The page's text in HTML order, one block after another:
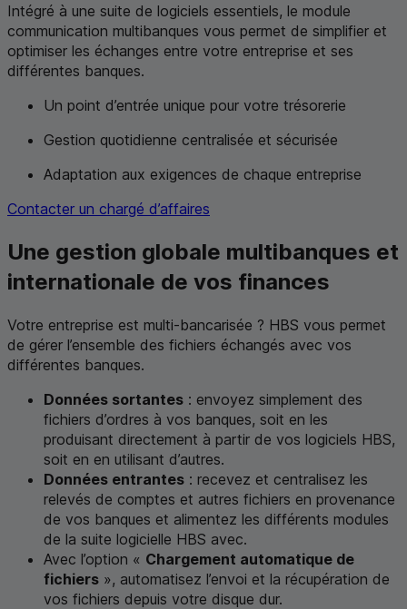
Intégré à une suite de logiciels essentiels, le module
communication multibanques vous permet de simplifier et
optimiser les échanges entre votre entreprise et ses
différentes banques.
Un point d’entrée unique pour votre trésorerie
Gestion quotidienne centralisée et sécurisée
Adaptation aux exigences de chaque entreprise
Contacter un chargé d’affaires
Une gestion globale multibanques et
internationale de vos finances
Votre entreprise est multi-bancarisée ? HBS vous permet
de gérer l’ensemble des fichiers échangés avec vos
différentes banques.
Données sortantes : envoyez simplement des
fichiers d’ordres à vos banques, soit en les
produisant directement à partir de vos logiciels HBS,
soit en en utilisant d’autres.
Données entrantes : recevez et centralisez les
relevés de comptes et autres fichiers en provenance
de vos banques et alimentez les différents modules
de la suite logicielle HBS avec.
Avec l’option « Chargement automatique de
fichiers », automatisez l’envoi et la récupération de
vos fichiers depuis votre disque dur.